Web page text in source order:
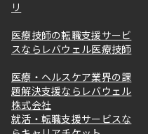
リ
医療技師の転職支援サービ
スならレバウェル医療技師
医療・ヘルスケア業界の課
題解決支援ならレバウェル
株式会社
就活・転職支援サービスな